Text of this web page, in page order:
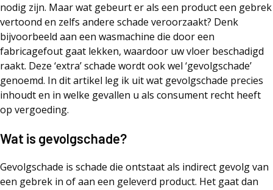
nodig zijn. Maar wat gebeurt er als een product een gebrek
vertoond en zelfs andere schade veroorzaakt? Denk
bijvoorbeeld aan een wasmachine die door een
fabricagefout gaat lekken, waardoor uw vloer beschadigd
raakt. Deze ‘extra’ schade wordt ook wel ‘gevolgschade’
genoemd. In dit artikel leg ik uit wat gevolgschade precies
inhoudt en in welke gevallen u als consument recht heeft
op vergoeding.
Wat is gevolgschade?
Gevolgschade is schade die ontstaat als indirect gevolg van
een gebrek in of aan een geleverd product. Het gaat dan